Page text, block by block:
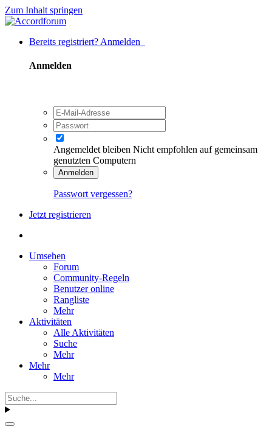
Zum Inhalt springen
Bereits registriert? Anmelden
Anmelden
Angemeldet bleiben Nicht empfohlen auf gemeinsam
genutzten Computern
Anmelden
Passwort vergessen?
Jetzt registrieren
Umsehen
Forum
Community-Regeln
Benutzer online
Rangliste
Mehr
Aktivitäten
Alle Aktivitäten
Suche
Mehr
Mehr
Mehr